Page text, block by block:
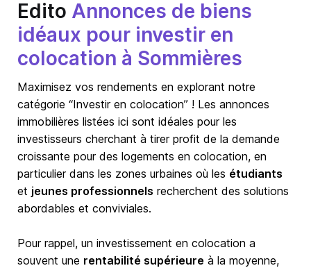
Edito Annonces de biens
idéaux pour investir en
colocation à Sommières
Maximisez vos rendements en explorant notre
catégorie “Investir en colocation” ! Les annonces
immobilières listées ici sont idéales pour les
investisseurs cherchant à tirer profit de la demande
croissante pour des logements en colocation, en
particulier dans les zones urbaines où les étudiants
et jeunes professionnels recherchent des solutions
abordables et conviviales.
Pour rappel, un investissement en colocation a
souvent une rentabilité supérieure à la moyenne,